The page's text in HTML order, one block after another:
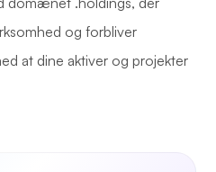
og forbliver
at dine aktiver og projekter